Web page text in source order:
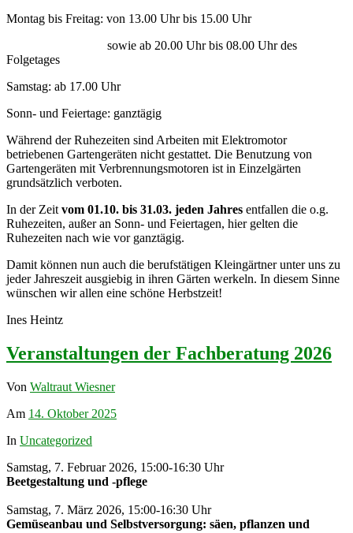
Montag bis Freitag: von 13.00 Uhr bis 15.00 Uhr
sowie ab 20.00 Uhr bis 08.00 Uhr des
Folgetages
Samstag: ab 17.00 Uhr
Sonn- und Feiertage: ganztägig
Während der Ruhezeiten sind Arbeiten mit Elektromotor
betriebenen Gartengeräten nicht gestattet. Die Benutzung von
Gartengeräten mit Verbrennungsmotoren ist in Einzelgärten
grundsätzlich verboten.
In der Zeit vom 01.10. bis 31.03. jeden Jahres entfallen die o.g.
Ruhezeiten, außer an Sonn- und Feiertagen, hier gelten die
Ruhezeiten nach wie vor ganztägig.
Damit können nun auch die berufstätigen Kleingärtner unter uns zu
jeder Jahreszeit ausgiebig in ihren Gärten werkeln. In diesem Sinne
wünschen wir allen eine schöne Herbstzeit!
Ines Heintz
Veranstaltungen der Fachberatung 2026
Von Waltraut Wiesner
Am 14. Oktober 2025
In Uncategorized
Samstag, 7. Februar 2026, 15:00-16:30 Uhr
Beetgestaltung und -pflege
Samstag, 7. März 2026, 15:00-16:30 Uhr
Gemüseanbau und Selbstversorgung: säen, pflanzen und